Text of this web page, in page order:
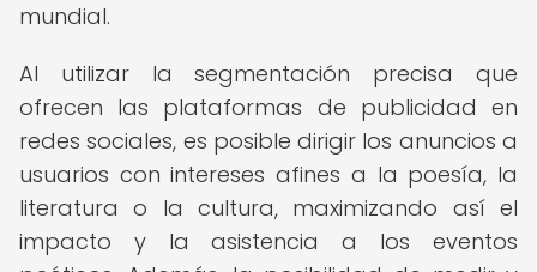
mundial.
Al utilizar la segmentación precisa que
ofrecen las plataformas de publicidad en
redes sociales, es posible dirigir los anuncios a
usuarios con intereses afines a la poesía, la
literatura o la cultura, maximizando así el
impacto y la asistencia a los eventos